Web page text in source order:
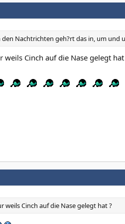
den Nachtrichten geh?rt das in, um
weils Cinch auf die Nase gelegt hat
weils Cinch auf die Nase gelegt hat ?